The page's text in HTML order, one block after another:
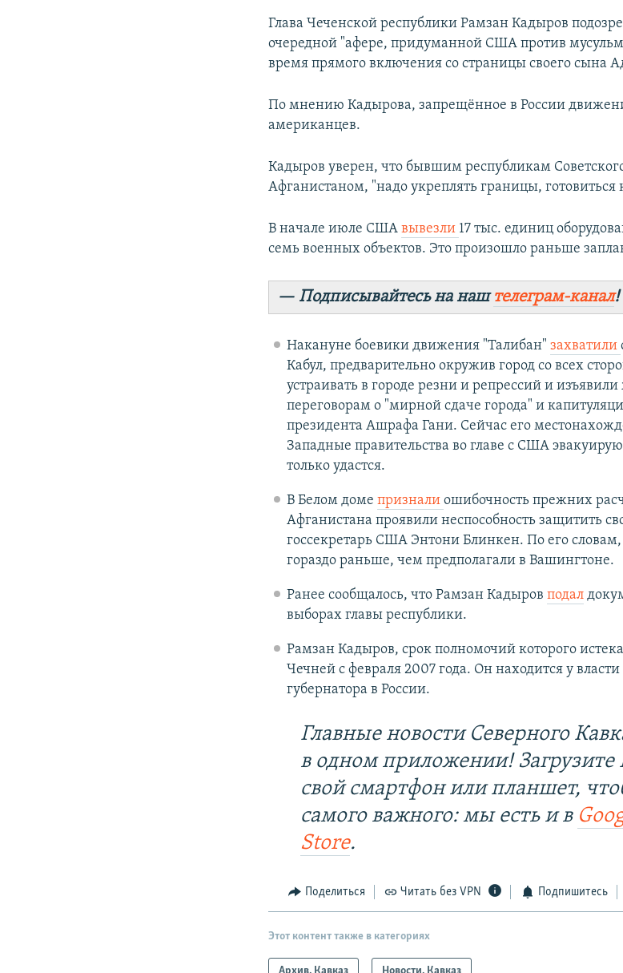
Глава Чеченской республики Рамзан Кадыров
очередной "афере, придуманной США против
время прямого включения со страницы своего сына
По мнению Кадырова, запрещённое в России
американцев.
Кадыров уверен, что бывшим республикам
Афганистаном, "надо укреплять границы,
В начале июле СШАвывезли 17 тыс. единиц
семь военных объектов. Это произошло раньше
— Подписывайтесь на наштелеграм-канал!
Накануне боевики движения "Талибан" захватили
Кабул, предварительно окружив город со всех
устраивать в городе резни и репрессий и
переговорам о "мирной сдаче города" и
президента Ашрафа Гани. Сейчас его
Западные правительства во главе с США
только удастся.
В Белом доме признали ошибочность прежних
Афганистана проявили неспособность защитить
госсекретарь США Энтони Блинкен. По его
гораздо раньше, чем предполагали в Вашингтоне.
Ранее сообщалось, что Рамзан Кадыров подал
выборах главы республики.
Рамзан Кадыров, срок полномочий которого
Чечней с февраля 2007 года. Он находится у
губернатора в России.
Главные новости Северного
в одном приложении! Загрузите
свой смартфон или планшет,
самого важного: мы есть и в
Store.
Поделиться Читать без VPN Подпишитесь
Этот контент также в категориях